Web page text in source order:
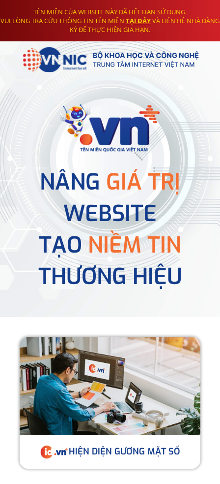
TÊN MIỀN CỦA WEBSITE NÀY ĐÃ HẾT HẠN SỬ DỤNG.
VUI LÒNG TRA CỨU THÔNG TIN TÊN MIỀN TẠI ĐÂYVÀ LIÊN HỆ NHÀ ĐĂNG
KÝ ĐỂ THỰC HIỆN GIA HẠN.
NÂNG GIÁ TRỊ
WEBSITE
TẠONIỀM TIN
THƯƠNG HIỆU
HIỆN DIỆN GƯƠNG MẶT SỐ